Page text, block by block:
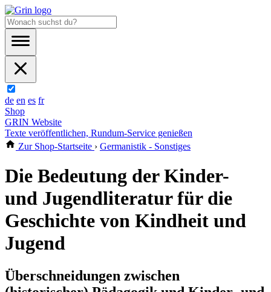
de en es fr
Shop
GRIN Website
Texte veröffentlichen, Rundum-Service genießen
Zur Shop-Startseite › Germanistik - Sonstiges
Die Bedeutung der Kinder-
und Jugendliteratur für die
Geschichte von Kindheit und
Jugend
Überschneidungen zwischen